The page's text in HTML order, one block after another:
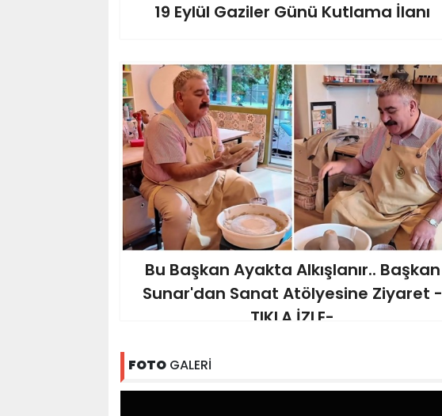
19 Eylül Gaziler Günü Kutlama İlanı
Bu Başkan Ayakta Alkışlanır.. Başkan
Sunar'dan Sanat Atölyesine Ziyaret -
TIKLA İZLE-
FOTOGALERİ